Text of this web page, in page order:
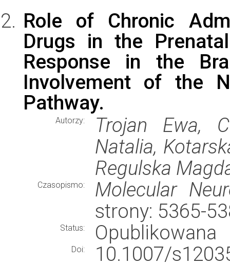
Role of Chronic
Drugs in the
Response in the
Involvement of the
Pathway.
Autorzy:
Trojan Ewa,
Natalia,
Regulska
Czasopismo:
Molecular
strony: 5365-
Status: Opublikowana
Doi: 10.1007/